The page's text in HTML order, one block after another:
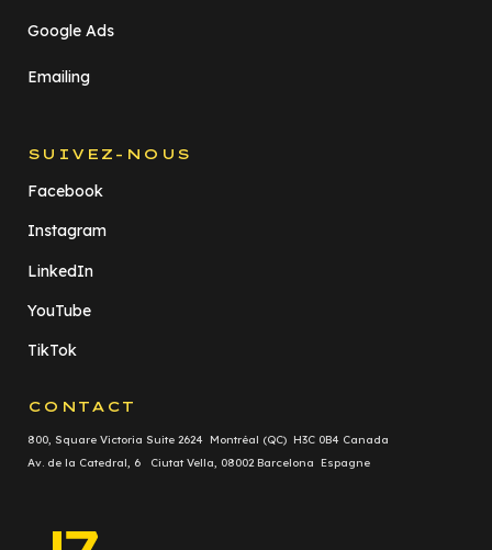
Google Ads
Emailing
SUIVEZ-NOUS
Facebook
Instagram
LinkedIn
YouTube
TikTok
CONTACT
800, Square Victoria Suite 2624 Montréal (QC) H3C 0B4 Canada
Av. de la Catedral, 6 Ciutat Vella, 08002 Barcelona Espagne